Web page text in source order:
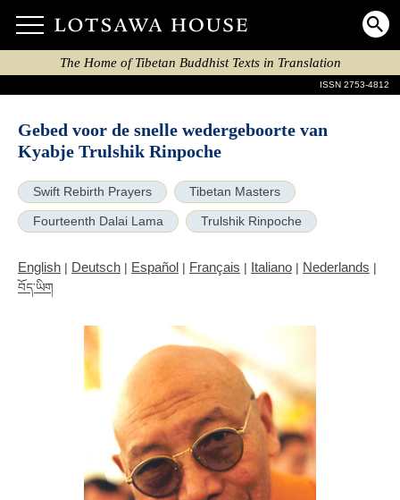
The Home of Tibetan Buddhist Texts in Translation
ISSN 2753-4812
Gebed voor de snelle wedergeboorte van
Kyabje Trulshik Rinpoche
Swift Rebirth Prayers Tibetan Masters
Fourteenth Dalai Lama Trulshik Rinpoche
English | Deutsch | Español | Français | Italiano | Nederlands |
བོད་ཡིག